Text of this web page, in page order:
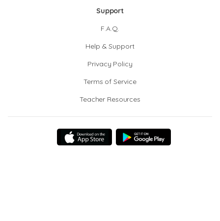
Support
F.A.Q.
Help & Support
Privacy Policy
Terms of Service
Teacher Resources